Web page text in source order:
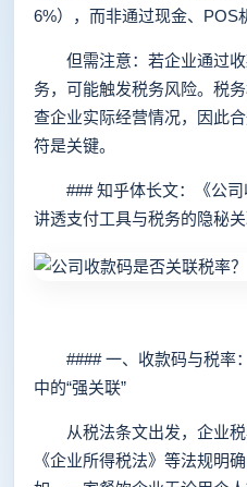
6%），而非通过现金、POS
但需注意：若企业通过收
务，可能触发税务风险。税
查企业实际经营情况，因此
符是关键。
### 知乎体长文：《公司
讲透支付工具与税务的隐秘关
#### 一、收款码与税率：
中的“强关联”
从税法条文出发，企业税
《企业所得税法》等法规明